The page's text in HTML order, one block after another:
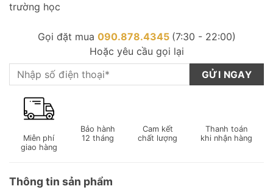
trường học
Gọi đặt mua 090.878.4345 (7:30 - 22:00)
Hoặc yêu cầu gọi lại
Miễn phí
giao hàng
Bảo hành
12 tháng
Cam kết
chất lượng
Thanh toán
khi nhận hàng
Thông tin sản phẩm